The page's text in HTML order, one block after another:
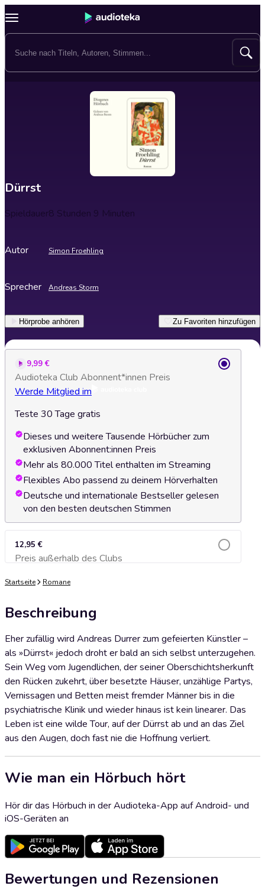
Dürrst
Spieldauer8 Stunden 9 Minuten
Autor Simon Froehling
Sprecher Andreas Storm
Hörprobe anhören Zu Favoriten hinzufügen
9,99 €
Audioteka Club Abonnent*innen Preis
Werde Mitglied im
Teste 30 Tage gratis
Dieses und weitere Tausende Hörbücher zum
exklusiven Abonnent:innen Preis
Mehr als 80.000 Titel enthalten im Streaming
Flexibles Abo passend zu deinem Hörverhalten
Deutsche und internationale Bestseller gelesen
von den besten deutschen Stimmen
12,95 €
Preis außerhalb des ClubsZum Warenkorb hinzufügen
Startseite Romane
Beschreibung
Eher zufällig wird Andreas Durrer zum gefeierten Künstler –
als »Dürrst« jedoch droht er bald an sich selbst unterzugehen.
Sein Weg vom Jugendlichen, der seiner Oberschichtsherkunft
den Rücken zukehrt, über besetzte Häuser, unzählige Partys,
Vernissagen und Betten meist fremder Männer bis in die
psychiatrische Klinik und wieder hinaus ist kein linearer. Das
Leben ist eine wilde Tour, auf der Dürrst ab und an das Ziel
aus den Augen, doch fast nie die Hoffnung verliert.
Wie man ein Hörbuch hört
Hör dir das Hörbuch in der Audioteka-App auf Android- und
iOS-Geräten an
Bewertungen und Rezensionen